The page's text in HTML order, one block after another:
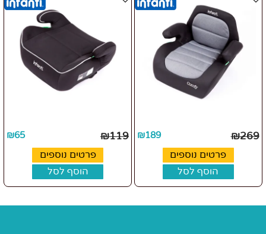
₪269
₪189
פרטים נוספים
הוסף לסל
₪119
₪65
פרטים נוספים
הוסף לסל